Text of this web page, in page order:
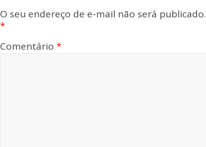
O seu endereço de e-mail não será publicado.
*
Comentário *